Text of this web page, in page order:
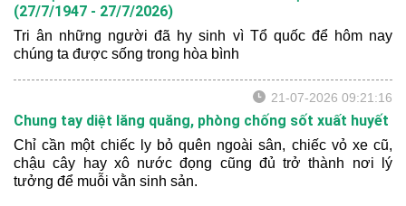
(27/7/1947 - 27/7/2026)
Tri ân những người đã hy sinh vì Tổ quốc để hôm nay
chúng ta được sống trong hòa bình
21-07-2026 09:21:16
Chung tay diệt lăng quăng, phòng chống sốt xuất huyết
Chỉ cần một chiếc ly bỏ quên ngoài sân, chiếc vỏ xe cũ,
chậu cây hay xô nước đọng cũng đủ trở thành nơi lý
tưởng để muỗi vằn sinh sản.